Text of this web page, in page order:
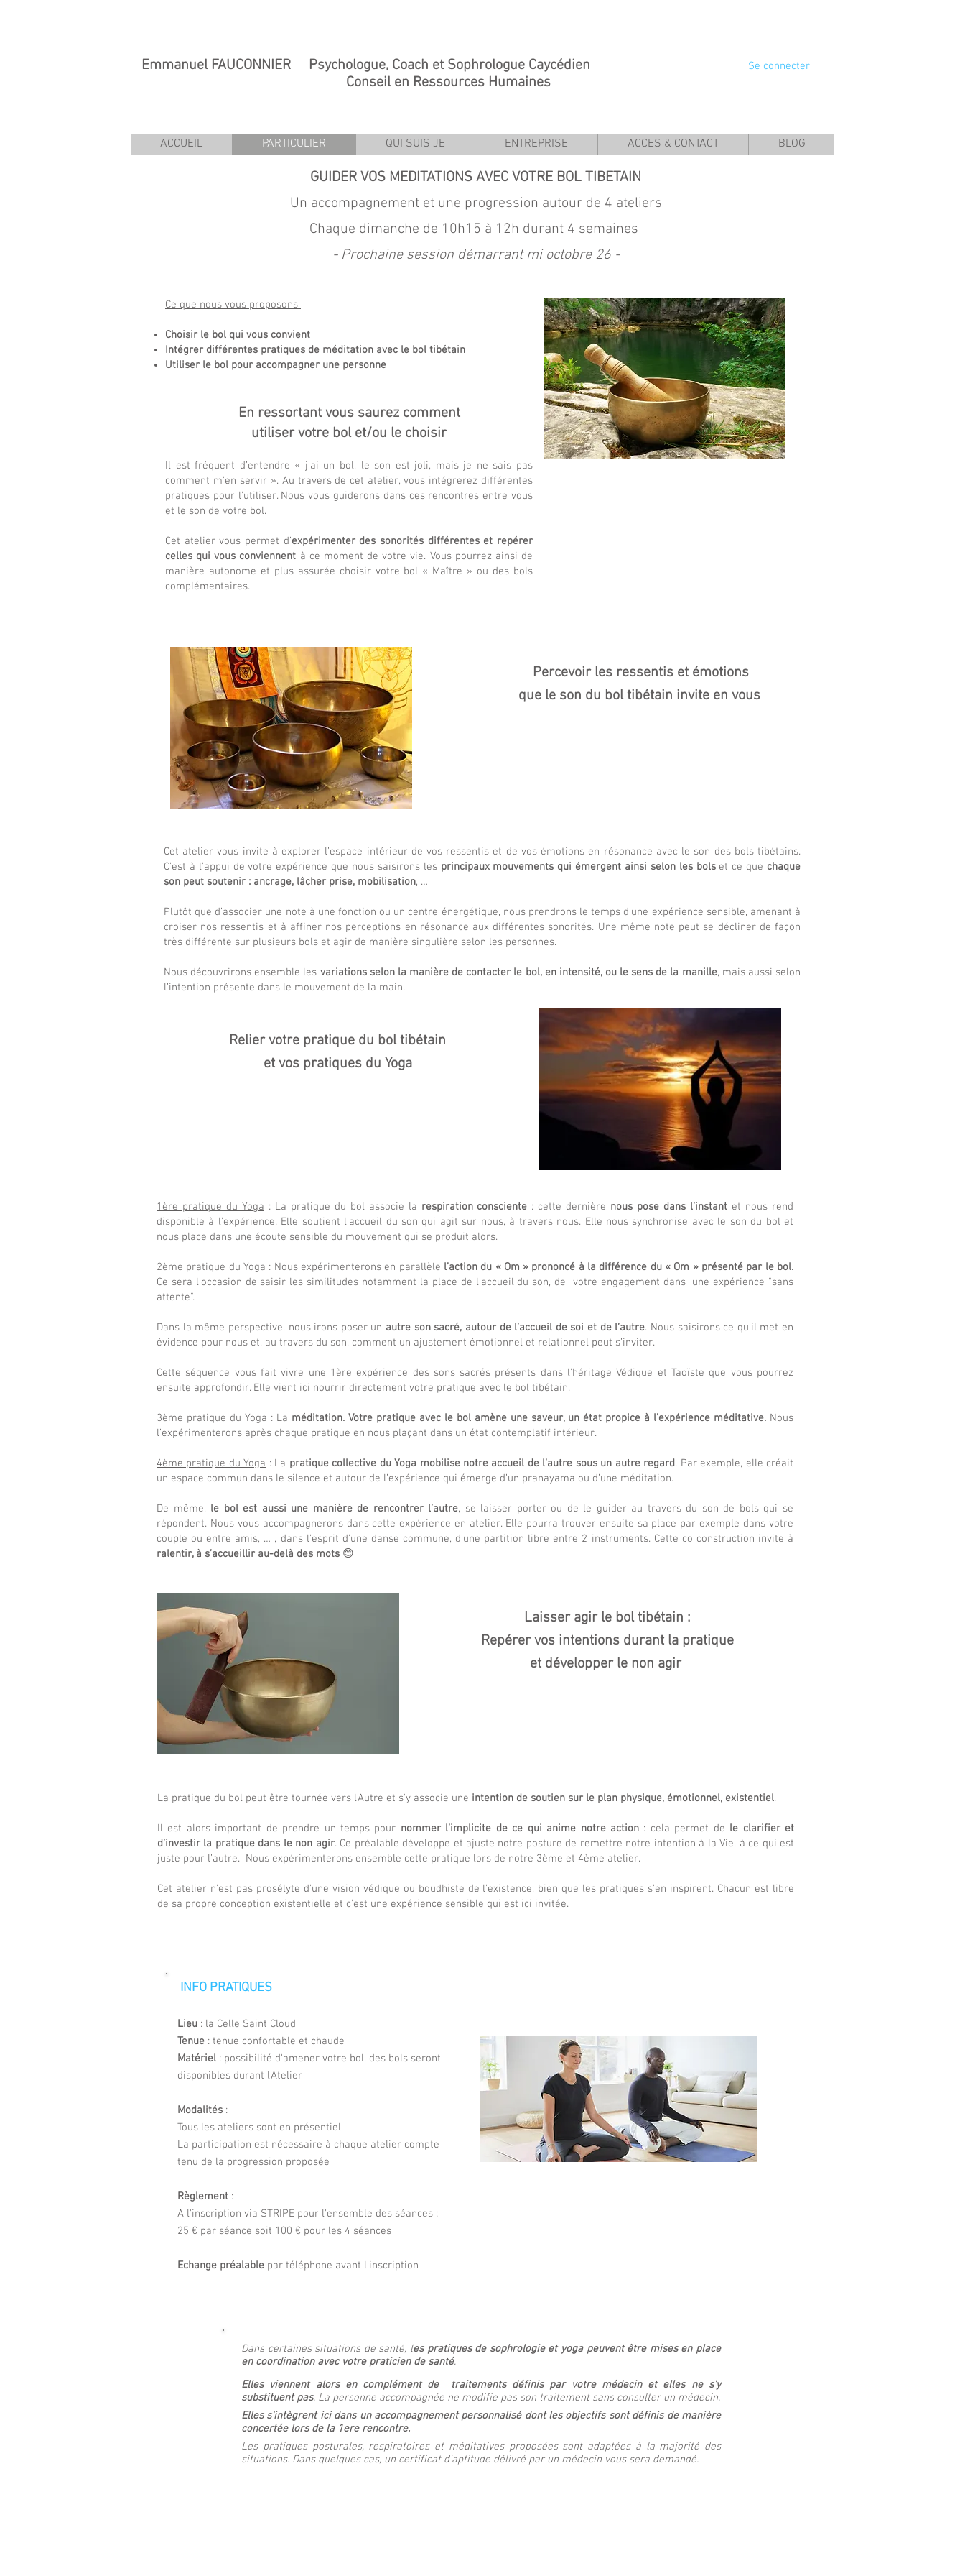
Emmanuel FAUCONNIER Psychologue, Coach et Sophrologue Caycédien
Conseil en Ressources Humaines
Se connecter
ACCUEIL PARTICULIER QUI SUIS JE ENTREPRISE ACCES & CONTACT BLOG
GUIDER VOS MEDITATIONS AVEC VOTRE BOL TIBETAIN
Un accompagnement et une progression autour de 4 ateliers
Chaque dimanche de 10h15 à 12h durant 4 semaines
- Prochaine session démarrant mi octobre 26 -
Ce que nous vous proposons
Choisir le bol qui vous convient
Intégrer différentes pratiques de méditation avec le bol tibétain
Utiliser le bol pour accompagner une personne
En ressortant vous saurez comment
utiliser votre bol et/ou le choisir
Il est fréquent d’entendre « j’ai un bol, le son est joli, mais je ne sais pas
comment m’en servir ». Au travers de cet atelier, vous intégrerez différentes
pratiques pour l’utiliser. Nous vous guiderons dans ces rencontres entre vous
et le son de votre bol.
Cet atelier vous permet d’expérimenter des sonorités différentes et repérer
celles qui vous conviennent à ce moment de votre vie. Vous pourrez ainsi de
manière autonome et plus assurée choisir votre bol « Maître » ou des bols
complémentaires.
Percevoir les ressentis et émotions
que le son du bol tibétain invite en vous
Cet atelier vous invite à explorer l’espace intérieur de vos ressentis et de vos émotions en résonance avec le son des bols tibétains.
C’est à l’appui de votre expérience que nous saisirons les principaux mouvements qui émergent ainsi selon les bols et ce que chaque
son peut soutenir : ancrage, lâcher prise, mobilisation, …
Plutôt que d’associer une note à une fonction ou un centre énergétique, nous prendrons le temps d’une expérience sensible, amenant à
croiser nos ressentis et à affiner nos perceptions en résonance aux différentes sonorités. Une même note peut se décliner de façon
très différente sur plusieurs bols et agir de manière singulière selon les personnes.
Nous découvrirons ensemble les variations selon la manière de contacter le bol, en intensité, ou le sens de la manille, mais aussi selon
l’intention présente dans le mouvement de la main.
Relier votre pratique du bol tibétain
et vos pratiques du Yoga
1ère pratique du Yoga : La pratique du bol associe la respiration consciente : cette dernière nous pose dans l’instant et nous rend
disponible à l’expérience. Elle soutient l’accueil du son qui agit sur nous, à travers nous. Elle nous synchronise avec le son du bol et
nous place dans une écoute sensible du mouvement qui se produit alors.
2ème pratique du Yoga : Nous expérimenterons en parallèle l’action du « Om » prononcé à la différence du « Om » présenté par le bol.
Ce sera l’occasion de saisir les similitudes notamment la place de l’accueil du son, de votre engagement dans une expérience "sans
attente".
Dans la même perspective, nous irons poser un autre son sacré, autour de l’accueil de soi et de l’autre. Nous saisirons ce qu’il met en
évidence pour nous et, au travers du son, comment un ajustement émotionnel et relationnel peut s’inviter.
Cette séquence vous fait vivre une 1ère expérience des sons sacrés présents dans l’héritage Védique et Taoïste que vous pourrez
ensuite approfondir. Elle vient ici nourrir directement votre pratique avec le bol tibétain.
3ème pratique du Yoga : La méditation. Votre pratique avec le bol amène une saveur, un état propice à l’expérience méditative. Nous
l’expérimenterons après chaque pratique en nous plaçant dans un état contemplatif intérieur.
4ème pratique du Yoga : La pratique collective du Yoga mobilise notre accueil de l’autre sous un autre regard. Par exemple, elle créait
un espace commun dans le silence et autour de l’expérience qui émerge d’un pranayama ou d’une méditation.
De même, le bol est aussi une manière de rencontrer l’autre, se laisser porter ou de le guider au travers du son de bols qui se
répondent. Nous vous accompagnerons dans cette expérience en atelier. Elle pourra trouver ensuite sa place par exemple dans votre
couple ou entre amis, … , dans l’esprit d’une danse commune, d’une partition libre entre 2 instruments. Cette co construction invite à
ralentir, à s’accueillir au-delà des mots 😊
Laisser agir le bol tibétain :
Repérer vos intentions durant la pratique
et développer le non agir
La pratique du bol peut être tournée vers l’Autre et s'y associe une intention de soutien sur le plan physique, émotionnel, existentiel.
Il est alors important de prendre un temps pour nommer l’implicite de ce qui anime notre action: cela permet de le clarifier et
d’investir la pratique dans le non agir. Ce préalable développe et ajuste notre posture de remettre notre intention à la Vie, à ce qui est
juste pour l’autre. Nous expérimenterons ensemble cette pratique lors de notre 3ème et 4ème atelier.
Cet atelier n’est pas prosélyte d’une vision védique ou boudhiste de l’existence, bien que les pratiques s’en inspirent. Chacun est libre
de sa propre conception existentielle et c’est une expérience sensible qui est ici invitée.
INFO PRATIQUES
Lieu : la Celle Saint Cloud
Tenue : tenue confortable et chaude
Matériel : possibilité d'amener votre bol, des bols seront
disponibles durant l'Atelier
Modalités :
Tous les ateliers sont en présentiel
La participation est nécessaire à chaque atelier compte
tenu de la progression proposée
Règlement :
A l'inscription via STRIPE pour l'ensemble des séances :
25 € par séance soit 100 € pour les 4 séances
Echange préalable par téléphone avant l'inscription
Dans certaines situations de santé, les pratiques de sophrologie et yoga peuvent être mises en place
en coordination avec votre praticien de santé.
Elles viennent alors en complément de traitements définis par votre médecin et elles ne s'y
substituent pas. La personne accompagnée ne modifie pas son traitement sans consulter un médecin.
Elles s'intègrent ici dans un accompagnement personnalisé dont les objectifs sont définis de manière
concertée lors de la 1ere rencontre.
Les pratiques posturales, respiratoires et méditatives proposées sont adaptées à la majorité des
situations. Dans quelques cas, un certificat d'aptitude délivré par un médecin vous sera demandé.